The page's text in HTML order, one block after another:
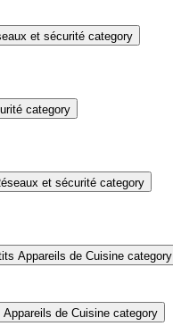
et sécurité category
category
et sécurité category
Appareils de Cuisine category
de Cuisine category